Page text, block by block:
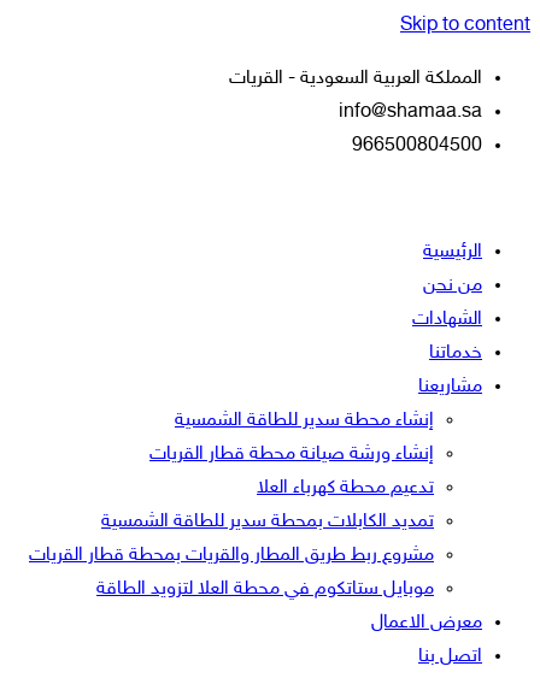
Skip to content
المملكة العربية السعودية - القريات
info@shamaa.sa
966500804500
الرئيسية
من نحن
الشهادات
خدماتنا
مشاريعنا
إنشاء محطة سدير للطاقة الشمسية
إنشاء ورشة صيانة محطة قطار القريات
تدعيم محطة كهرباء العلا
تمديد الكابلات بمحطة سدير للطاقة الشمسية
مشروع ربط طريق المطار والقريات بمحطة قطار القريات
موبايل ستاتكوم في محطة العلا لتزويد الطاقة
معرض الاعمال
اتصل بنا